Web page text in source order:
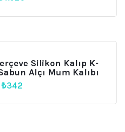
Silikon Kalıp K-
Alçı Mum Kalıbı
₺342